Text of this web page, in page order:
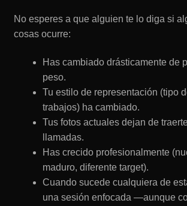
No esperes a que alguien te lo diga si
cosas ocurre:
Has cambiado drásticamente de
peso.
Tu estilo de representación (tipo
trabajos) ha cambiado.
Tus fotos actuales dejan de
llamadas.
Has crecido profesionalmente
maduro, diferente target).
Cuando sucede cualquiera de
una sesión enfocada —aunque